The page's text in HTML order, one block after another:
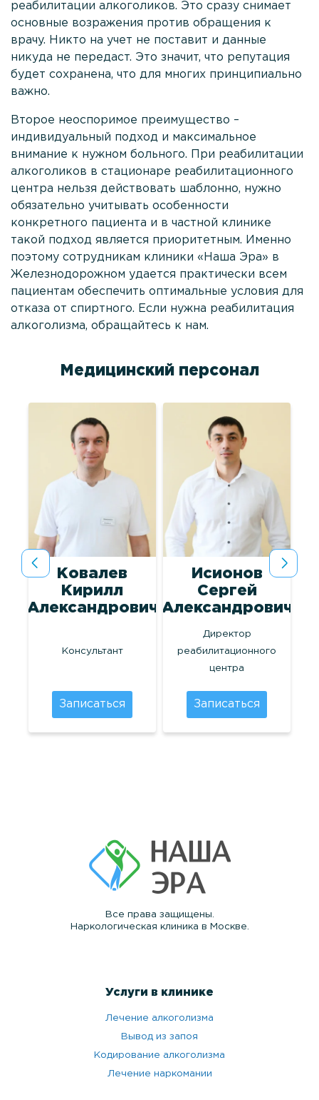
реабилитации алкоголиков. Это сразу снимает
основные возражения против обращения к
врачу. Никто на учет не поставит и данные
никуда не передаст. Это значит, что репутация
будет сохранена, что для многих принципиально
важно.
Второе неоспоримое преимущество –
индивидуальный подход и максимальное
внимание к нужном больного. При реабилитации
алкоголиков в стационаре реабилитационного
центра нельзя действовать шаблонно, нужно
обязательно учитывать особенности
конкретного пациента и в частной клинике
такой подход является приоритетным. Именно
поэтому сотрудникам клиники «Наша Эра» в
Железнодорожном удается практически всем
пациентам обеспечить оптимальные условия для
отказа от спиртного. Если нужна реабилитация
алкоголизма, обращайтесь к нам.
Медицинский персонал
Ковалев
Кирилл
Александрович
Консультант
Записаться
Исионов
Сергей
Александрович
Директор
реабилитационного
центра
Записаться
Все права защищены.
Наркологическая клиника в Москве.
Услуги в клинике
Лечение алкоголизма
Вывод из запоя
Кодирование алкоголизма
Лечение наркомании